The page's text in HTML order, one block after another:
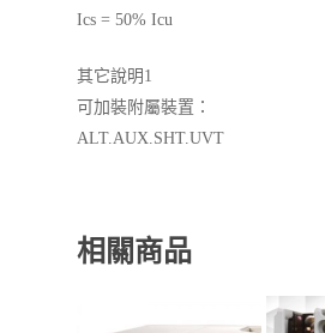
Ics = 50% Icu
其它說明1
可加裝附屬裝置：
ALT.AUX.SHT.UVT
相關商品